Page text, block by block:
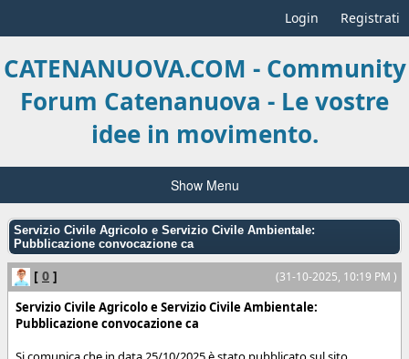
Login Registrati
CATENANUOVA.COM - Community
Forum Catenanuova - Le vostre
idee in movimento.
Show Menu
Servizio Civile Agricolo e Servizio Civile Ambientale:
Pubblicazione convocazione ca
(31-10-2025, 10:19 PM )
[ 0 ]
Servizio Civile Agricolo e Servizio Civile Ambientale:
Pubblicazione convocazione ca